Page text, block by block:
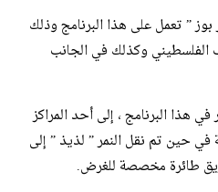
” تعمل على هذا البرنامج وذلك
الفلسطيني وكذلك في الجانب
هذا البرنامج ، إلى أحد المراكز
في حين تم نقل النمر ” لذيذ ” إلى
طائرة مخصصة للغرض.